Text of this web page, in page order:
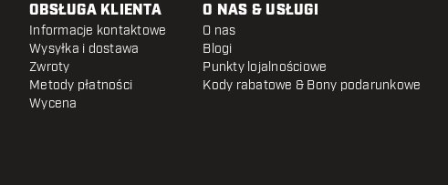
OBSŁUGA KLIENTA
Informacje kontaktowe
Wysyłka i dostawa
Zwroty
Metody płatności
Wycena
O NAS & USŁUGI
O nas
Blogi
Punkty lojalnościowe
Kody rabatowe & Bony podarunkowe